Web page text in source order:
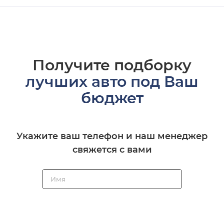
Получите подборку
лучших авто под Ваш
бюджет
Укажите ваш телефон и наш менеджер
свяжется с вами